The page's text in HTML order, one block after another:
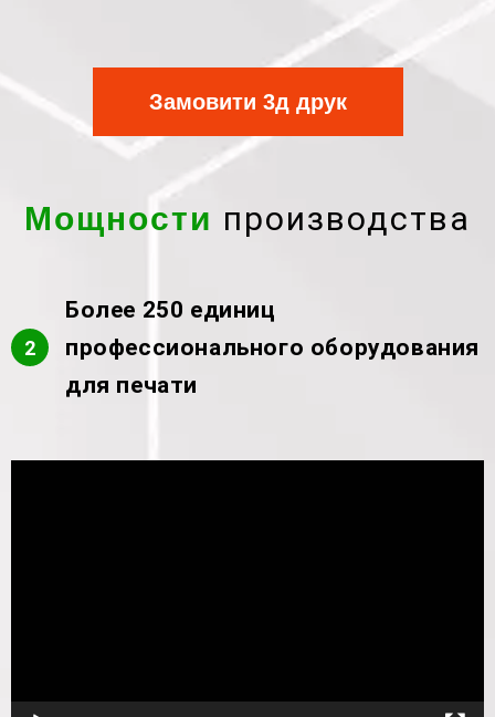
Замовити 3д друк
Мощности производства
2
Более 250 единиц
профессионального оборудования
для печати